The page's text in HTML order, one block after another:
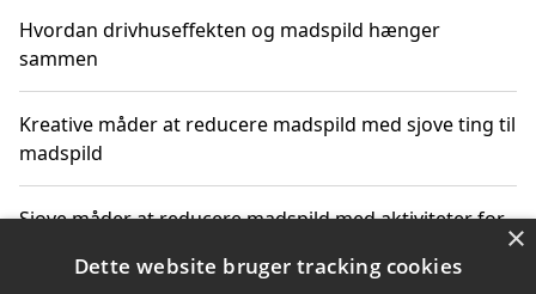
Hvordan drivhuseffekten og madspild hænger
sammen
Kreative måder at reducere madspild med sjove ting til
madspild
Sjove måder at reducere madspild med aktiviteter for×
Dette website bruger tracking cookies